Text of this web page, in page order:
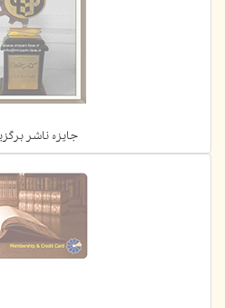
جایزه ناشر